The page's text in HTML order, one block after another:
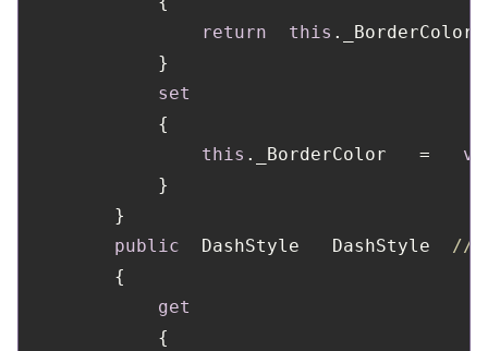
return
this ._BorderColor;
            }
set
            {
this ._BorderColor   =
            }
        }
public
  DashStyle   DashStyle
//
        {
get
            {